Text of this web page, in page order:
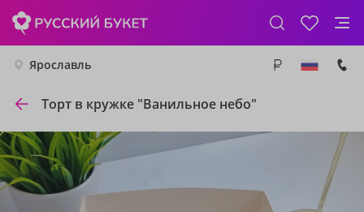
Ярославль
Торт в кружке "Ванильное небо"